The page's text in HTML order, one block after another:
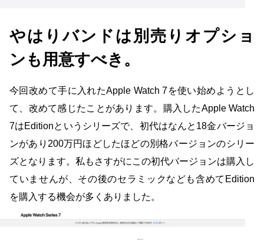
やはりバンドは別売りオプショ
ンも用意すべき。
今回改めて手に入れたApple Watch 7を使い始めようとし
て、改めて感じたことがあります。購入したApple Watch
7はEditionというシリーズで、初代はなんと18金バージョ
ンがあり200万円ほどしたほどの別格バージョンのシリー
ズとなります。私もさすがにこの初代バージョンは購入し
ていませんが、その後のセラミックなども含めてEdition
を購入する機会が多くありました。